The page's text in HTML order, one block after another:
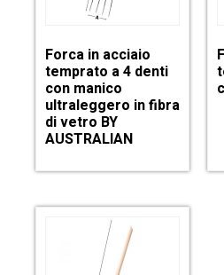
Forca in acciaio
temprato a 4 denti
con manico
ultraleggero in fibra
di vetro BY
AUSTRALIAN